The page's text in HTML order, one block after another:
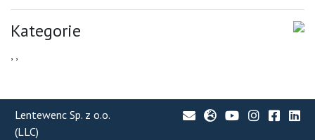
Kategorie
, ,
Lentewenc Sp. z o.o.
(LLC)